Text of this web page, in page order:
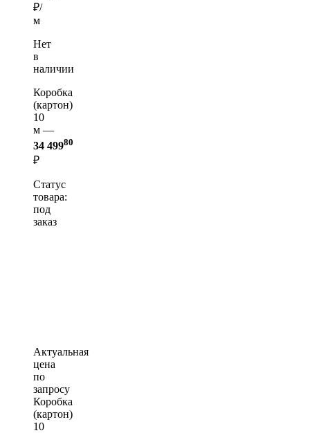
₽/
м
Нет
в
наличии
Коробка
(картон)
10
м —
34 49980
₽
Статус
товара:
под
заказ
Актуальная
цена
по
запросу
Коробка
(картон)
10